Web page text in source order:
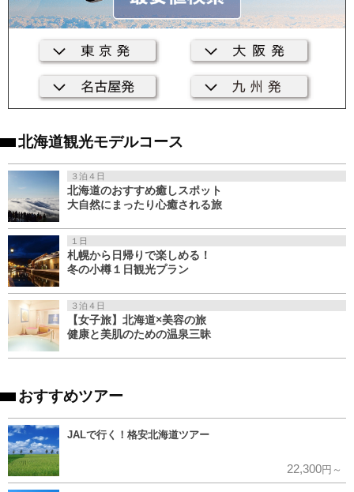
北海道観光モデルコース
３泊４日
北海道のおすすめ癒しスポット
大自然にまったり心癒される旅
１日
札幌から日帰りで楽しめる！
冬の小樽１日観光プラン
３泊４日
【女子旅】北海道×美容の旅
健康と美肌のための温泉三昧
おすすめツアー
JALで行く！格安北海道ツアー
22,300円～